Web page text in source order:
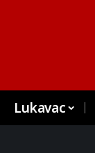
Lukavac